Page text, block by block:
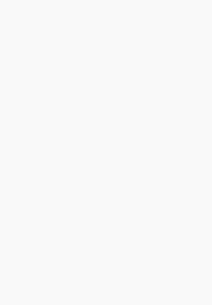
immobilier